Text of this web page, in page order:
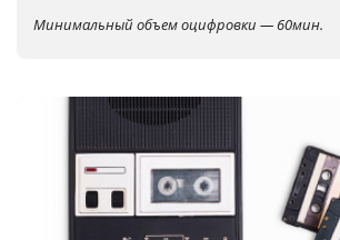
Минимальный объем оцифровки — 60мин.